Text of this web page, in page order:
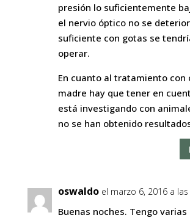
presión lo suficientemente
el nervio óptico no se
suficiente con gotas se
operar.
En cuanto al tratamiento con
madre hay que tener en
está investigando con
no se han obtenido
oswaldo el marzo 6, 2016 a
Buenas noches. Tengo varias